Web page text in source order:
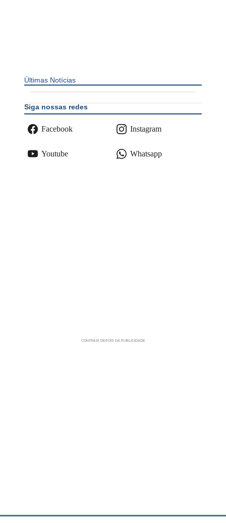
Últimas Notícias
Siga nossas redes
Facebook Instagram
Youtube Whatsapp